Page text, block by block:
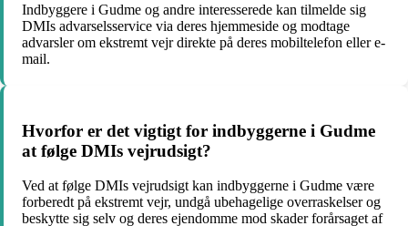
Indbyggere i Gudme og andre interesserede kan tilmelde sig
DMIs advarselsservice via deres hjemmeside og modtage
advarsler om ekstremt vejr direkte på deres mobiltelefon eller e-
mail.
Hvorfor er det vigtigt for indbyggerne i Gudme
at følge DMIs vejrudsigt?
Ved at følge DMIs vejrudsigt kan indbyggerne i Gudme være
forberedt på ekstremt vejr, undgå ubehagelige overraskelser og
beskytte sig selv og deres ejendomme mod skader forårsaget af